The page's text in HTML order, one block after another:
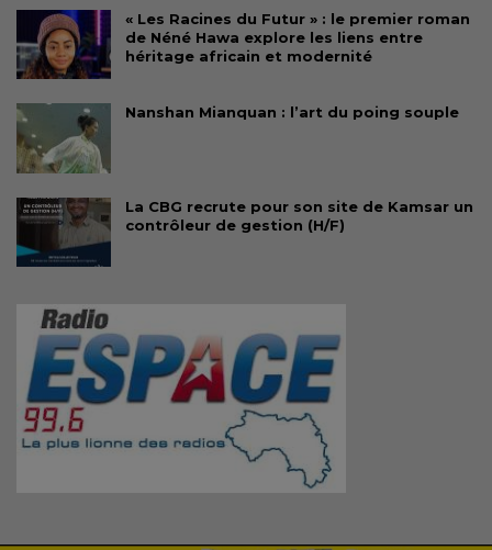
« Les Racines du Futur » : le premier roman
de Néné Hawa explore les liens entre
héritage africain et modernité
Nanshan Mianquan : l’art du poing souple
La CBG recrute pour son site de Kamsar un
contrôleur de gestion (H/F)